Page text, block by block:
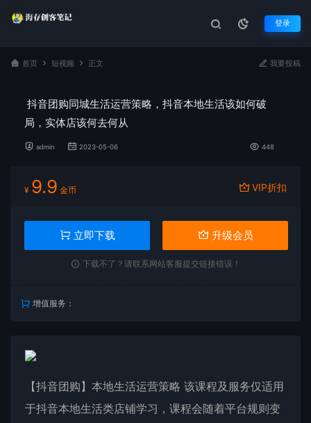
登录
首页 短视频 正文 我要投稿
抖音团购同城生活运营策略，抖音本地生活该如何破
局，实体店该何去何从
admin 2023-05-06 448
¥ 9.9 金币 VIP折扣
立即下载 升级会员
下载不了？请联系网站客服提交链接错误！
增值服务：
【抖音团购】本地生活运营策略 该课程及服务仅适用
于抖音本地生活类店铺学习，课程会随着平台规则变